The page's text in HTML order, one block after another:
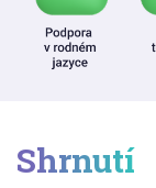
Shrnutí